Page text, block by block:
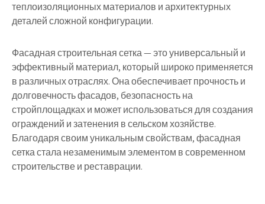
теплоизоляционных материалов и архитектурных
деталей сложной конфигурации.
Фасадная строительная сетка — это универсальный и
эффективный материал, который широко применяется
в различных отраслях. Она обеспечивает прочность и
долговечность фасадов, безопасность на
стройплощадках и может использоваться для создания
ограждений и затенения в сельском хозяйстве.
Благодаря своим уникальным свойствам, фасадная
сетка стала незаменимым элементом в современном
строительстве и реставрации.